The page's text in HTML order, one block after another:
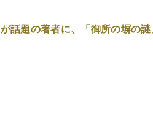
が話題の著者に、「御所の塀の謎